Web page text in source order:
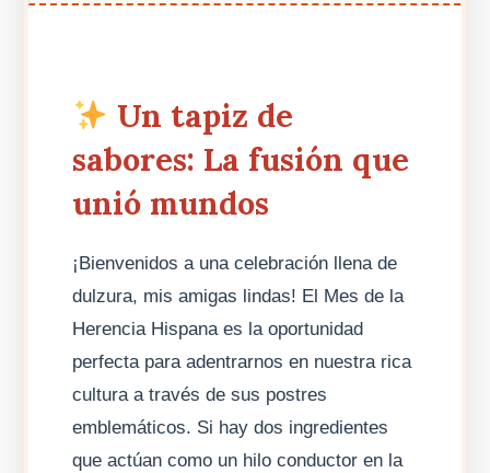
Un tapiz de
sabores: La fusión que
unió mundos
¡Bienvenidos a una celebración llena de
dulzura, mis amigas lindas! El Mes de la
Herencia Hispana es la oportunidad
perfecta para adentrarnos en nuestra rica
cultura a través de sus postres
emblemáticos. Si hay dos ingredientes
que actúan como un hilo conductor en la